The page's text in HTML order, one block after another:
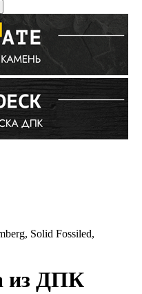
Solid Fossiled,
из ДПК